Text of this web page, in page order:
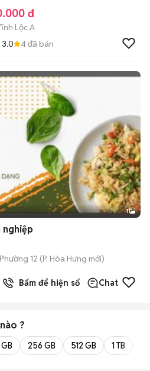
đ
Lộc A
3.0 4đã bán
1
nghiệp
Phường 12 (P. Hòa Hưng mới)
Bấm để hiện số Chat
nào ?
256 GB 512 GB 1 TB